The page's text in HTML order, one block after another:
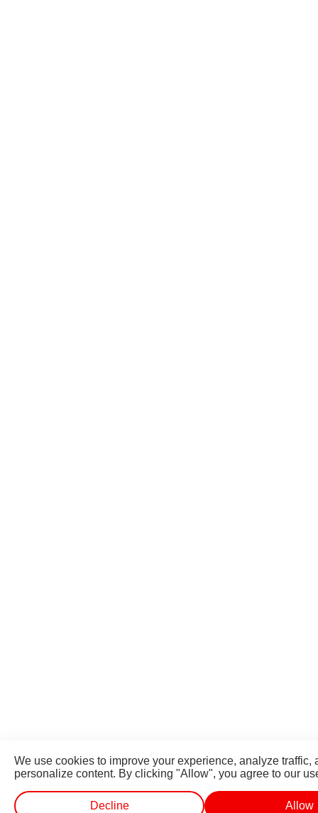
We use cookies to improve your experience, analyze traffic,
personalize content. By clicking "Allow", you agree to our
Decline Allow